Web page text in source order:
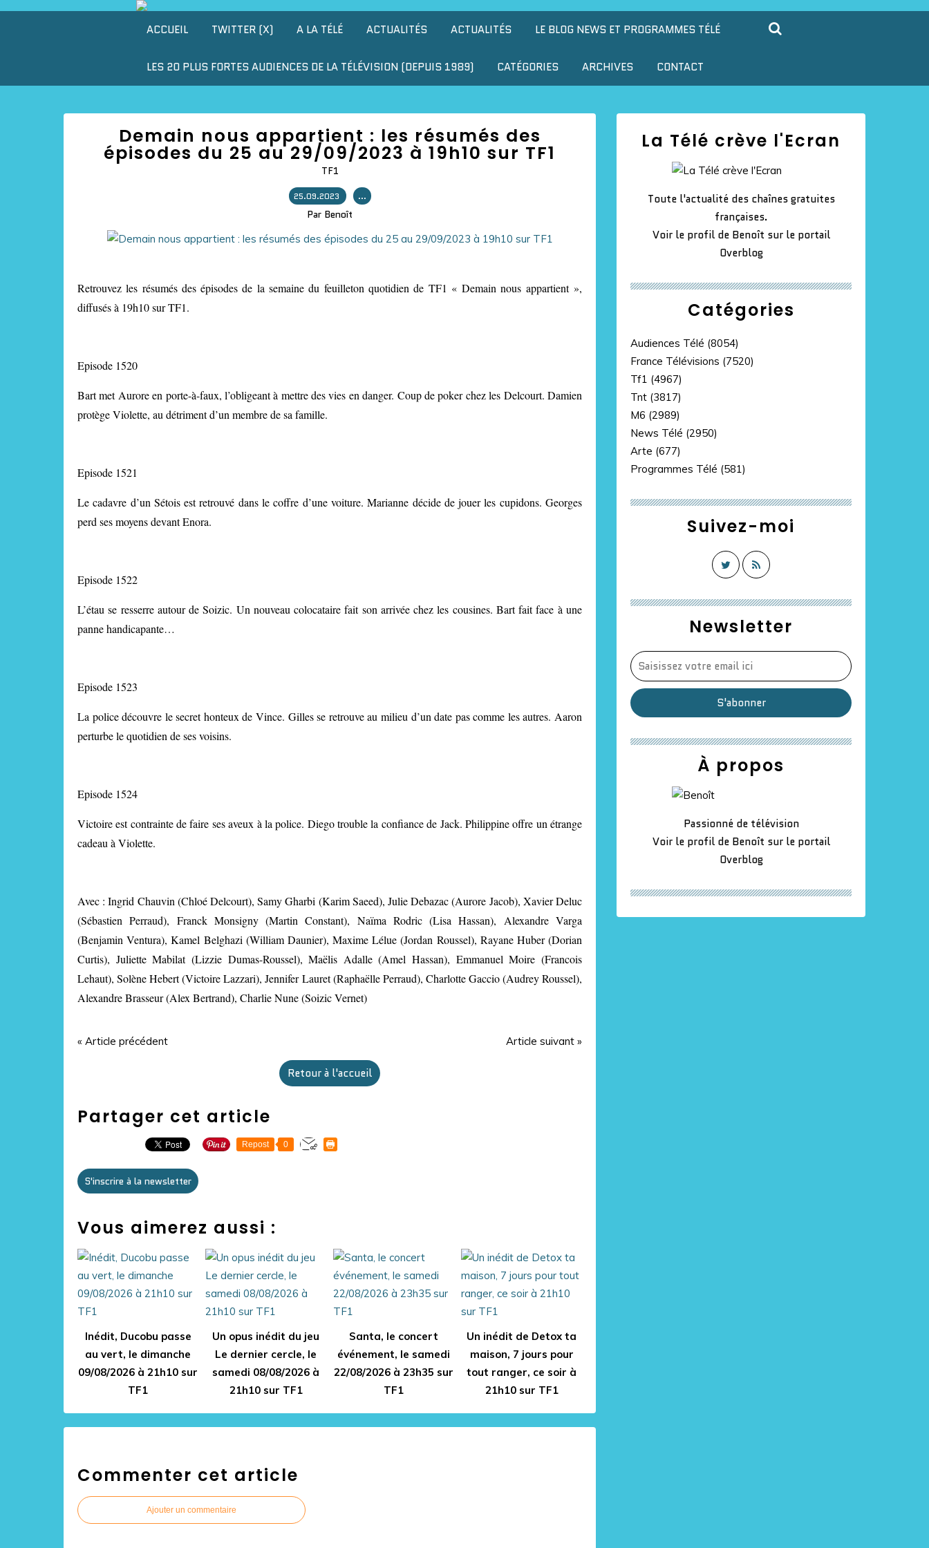
ACCUEIL TWITTER (X) A LA TÉLÉ ACTUALITÉS ACTUALITÉS LE BLOG NEWS ET PROGRAMMES TÉLÉ
LES 20 PLUS FORTES AUDIENCES DE LA TÉLÉVISION (DEPUIS 1989) CATÉGORIES ARCHIVES CONTACT
Demain nous appartient : les résumés des
épisodes du 25 au 29/09/2023 à 19h10 sur TF1
TF1
25.09.2023 …
Par Benoît
Retrouvez les résumés des épisodes de la semaine du feuilleton quotidien de TF1 « Demain nous appartient »,
diffusés à 19h10 sur TF1.
Episode 1520
Bart met Aurore en porte-à-faux, l’obligeant à mettre des vies en danger. Coup de poker chez les Delcourt. Damien
protège Violette, au détriment d’un membre de sa famille.
Episode 1521
Le cadavre d’un Sétois est retrouvé dans le coffre d’une voiture. Marianne décide de jouer les cupidons. Georges
perd ses moyens devant Enora.
Episode 1522
L’étau se resserre autour de Soizic. Un nouveau colocataire fait son arrivée chez les cousines. Bart fait face à une
panne handicapante…
Episode 1523
La police découvre le secret honteux de Vince. Gilles se retrouve au milieu d’un date pas comme les autres. Aaron
perturbe le quotidien de ses voisins.
Episode 1524
Victoire est contrainte de faire ses aveux à la police. Diego trouble la confiance de Jack. Philippine offre un étrange
cadeau à Violette.
Avec : Ingrid Chauvin (Chloé Delcourt), Samy Gharbi (Karim Saeed), Julie Debazac (Aurore Jacob), Xavier Deluc
(Sébastien Perraud), Franck Monsigny (Martin Constant), Naïma Rodric (Lisa Hassan), Alexandre Varga
(Benjamin Ventura), Kamel Belghazi (William Daunier), Maxime Lélue (Jordan Roussel), Rayane Huber (Dorian
Curtis), Juliette Mabilat (Lizzie Dumas-Roussel), Maëlis Adalle (Amel Hassan), Emmanuel Moire (Francois
Lehaut), Solène Hebert (Victoire Lazzari), Jennifer Lauret (Raphaëlle Perraud), Charlotte Gaccio (Audrey Roussel),
Alexandre Brasseur (Alex Bertrand), Charlie Nune (Soizic Vernet)
« Article précédent Article suivant »
Retour à l'accueil
Partager cet article
Repost 0
S'inscrire à la newsletter
Vous aimerez aussi :
Inédit, Ducobu passe
au vert, le dimanche
09/08/2026 à 21h10 sur
TF1
Un opus inédit du jeu
Le dernier cercle, le
samedi 08/08/2026 à
21h10 sur TF1
Santa, le concert
événement, le samedi
22/08/2026 à 23h35 sur
TF1
Un inédit de Detox ta
maison, 7 jours pour
tout ranger, ce soir à
21h10 sur TF1
Commenter cet article
Ajouter un commentaire
Newsletter
Catégories
Audiences Télé (8054)
France Télévisions (7520)
Tf1 (4967)
Tnt (3817)
M6 (2989)
News Télé (2950)
Arte (677)
Programmes Télé (581)
La Télé crève l'Ecran
Toute l'actualité des chaînes gratuites
françaises.
Voir le profil de Benoît sur le portail
Overblog
Suivez-moi
À propos
Passionné de télévision
Voir le profil de Benoît sur le portail
Overblog